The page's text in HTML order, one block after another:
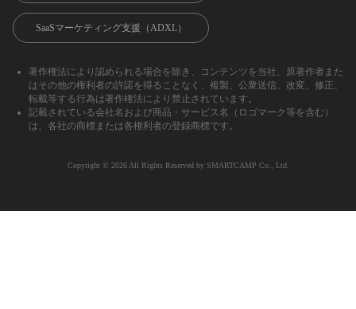
SaaSマーケティング支援（ADXL）
著作権法により認められる場合を除き、コンテンツを当社、原著作者また
はその他の権利者の許諾を得ることなく、複製、公衆送信、改変、修正、
転載等する行為は著作権法により禁止されています。
記載されている会社名および商品・サービス名（ロゴマーク等を含む）
は、各社の商標または各権利者の登録商標です。
Copyright ©︎ 2026 All Rights Reserved by SMARTCAMP Co., Ltd.